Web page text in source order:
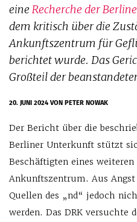
eine Recherche der
dem kritisch über die
Ankunftszentrum für
berichtet wurde. Das
Großteil der
20. JUNI 2024VON PETER NOWAK
Der Bericht über die
Berliner Unterkunft stützt
Beschäftigten eines
Ankunftszentrum. Aus
Quellen des „nd“ jedoch
werden. Das DRK versuchte